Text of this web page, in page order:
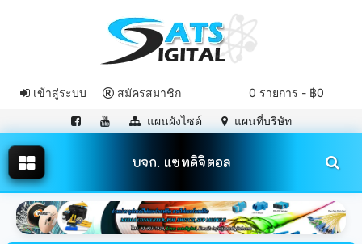
0 รายการ - ฿0
เข้าสู่ระบบ สมัครสมาชิก
แผนผังไซต์ แผนที่บริษัท
บจก. แซทดิจิตอล